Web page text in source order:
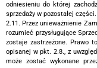
odniesieniu do której
sprzedaży w pozostałej części.
2.11. Przez unieważnienie
rozumieć przysługujące
zostaje zastrzeżone. Prawo
opisanej w pkt. 2.8., z
może zostać wykonane